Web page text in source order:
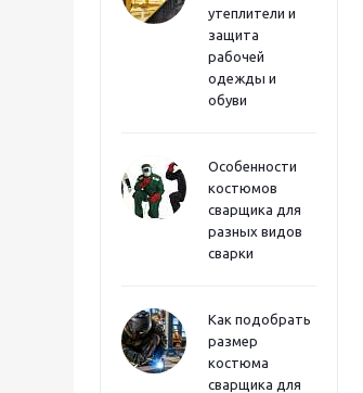
утеплители и
защита
рабочей
одежды и
обуви
Особенности
костюмов
сварщика для
разных видов
сварки
Как подобрать
размер
костюма
сварщика для